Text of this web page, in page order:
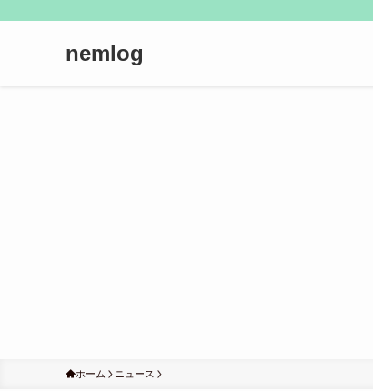
nemlog
ホーム ニュース